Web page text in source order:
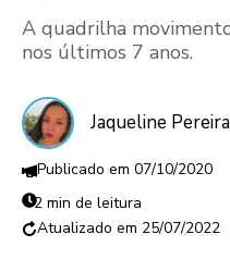
A quadrilha
nos últimos 7 anos.
Jaqueline Pereira
07/10/2020
2 min de leitura
25/07/2022